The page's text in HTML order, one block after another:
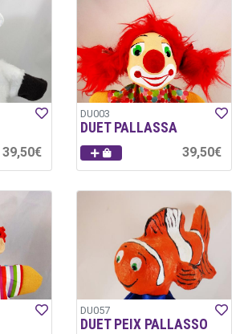
39,50€
DU003
DUET PALLASSA
39,50€
DU057
DUET PEIX PALLASSO